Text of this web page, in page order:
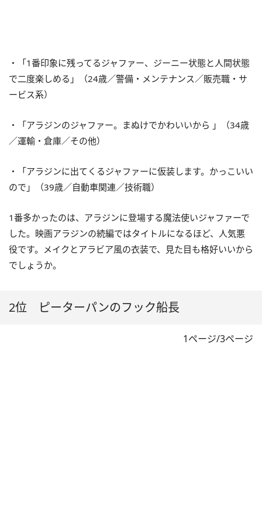
・「1番印象に残ってるジャファー、ジーニー状態と人間状態
で二度楽しめる」（24歳／警備・メンテナンス／販売職・サ
ービス系）
・「アラジンのジャファー。まぬけでかわいいから 」（34歳
／運輸・倉庫／その他）
・「アラジンに出てくるジャファーに仮装します。かっこいい
ので」（39歳／自動車関連／技術職）
1番多かったのは、アラジンに登場する魔法使いジャファーで
した。映画アラジンの続編ではタイトルになるほど、人気悪
役です。メイクとアラビア風の衣装で、見た目も格好いいから
でしょうか。
2位 ピーターパンのフック船長
1ページ/3ページ